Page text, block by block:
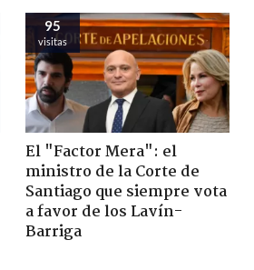
95
visitas
El "Factor Mera": el
ministro de la Corte de
Santiago que siempre vota
a favor de los Lavín-
Barriga